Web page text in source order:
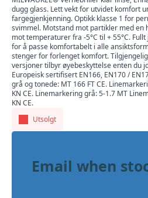
dugg glass. Lett vekt for utvidet komfort
fargegjenkjenning. Optikk klasse 1 for
svimmel. Motstand mot partikler med en
mot temperaturer fra -5°C til + 55°C.
for å passe komfortabelt i alle
stenger for forlenget komfort.
versjoner tilbyr øyebeskyttelse enten du
Europeisk sertifisert EN166, EN170 /
grå og tonede: MT 166 FT CE.
KN CE. Linemarkering grå: 5-1.7 MT
KN CE.
Utsolgt
Email when